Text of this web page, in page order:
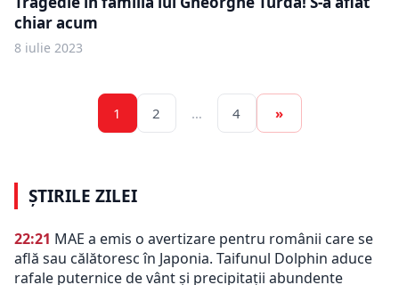
chiar acum
8 iulie 2023
1 2 … 4 »
ȘTIRILE ZILEI
22:21 MAE a emis o avertizare pentru românii care se
află sau călătoresc în Japonia. Taifunul Dolphin aduce
rafale puternice de vânt și precipitații abundente